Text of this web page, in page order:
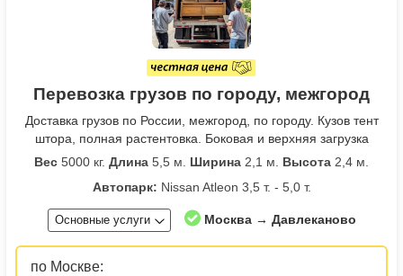
Перевозка грузов по городу, межгород
Доставка грузов по России, межгород, по городу. Кузов тент
штора, полная растентовка. Боковая и верхняя загрузка
Вес 5000 кг. Длина 5,5 м. Ширина 2,1 м. Высота 2,4 м.
Автопарк: Nissan Atleon 3,5 т. - 5,0 т.
Основные услуги Москва → Давлеканово
по Москве: